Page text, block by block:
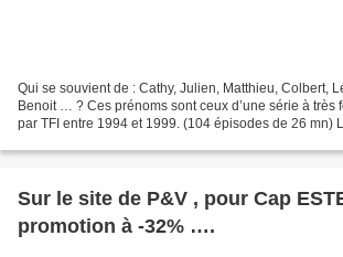
Qui se souvient de : Cathy, Julien, Matthieu, Colbert,
Benoit … ? Ces prénoms sont ceux d’une série à très
par TFI entre 1994 et 1999. (104 épisodes de 26 mn)
Sur le site de P&V , pour Cap
promotion à -32% ….